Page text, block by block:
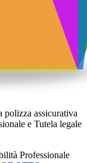
polizza assicurativa
e Tutela legale
Professionale